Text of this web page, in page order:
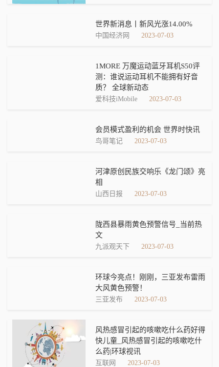
世界新消息丨新风光涨14.00%
中国经济网 2023-07-03
1MORE 万魔运动蓝牙耳机S50评
测：谁说运动耳机不能拥有好音
质？ 全球新动态
爱科技iMobile 2023-07-03
会员模式盈利的机会 世界时快讯
鸟哥笔记 2023-07-03
河津原创民族交响乐《龙门颂》亮
相
山西日报 2023-07-03
陇西县暴雨黄色预警信号_当前热
文
九派观天下 2023-07-03
环球今亮点！刚刚，三亚发布雷雨
大风黄色预警！
三亚发布 2023-07-03
风热感冒引起的咳嗽吃什么药好得
快儿童_风热感冒引起的咳嗽吃什
么药|环球视讯
互联网 2023-07-03